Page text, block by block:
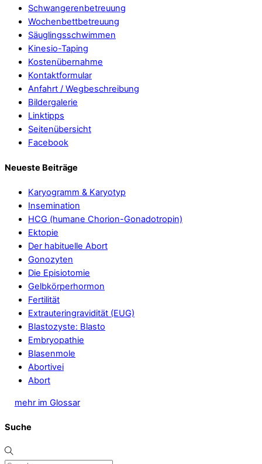
Schwangerenbetreuung
Wochenbettbetreuung
Säuglingsschwimmen
Kinesio-Taping
Kostenübernahme
Kontaktformular
Anfahrt / Wegbeschreibung
Bildergalerie
Linktipps
Seitenübersicht
Facebook
Neueste Beiträge
Karyogramm & Karyotyp
Insemination
HCG (humane Chorion-Gonadotropin)
Ektopie
Der habituelle Abort
Gonozyten
Die Episiotomie
Gelbkörperhormon
Fertilität
Extrauteringravidität (EUG)
Blastozyste: Blasto
Embryopathie
Blasenmole
Abortivei
Abort
mehr im Glossar
Suche